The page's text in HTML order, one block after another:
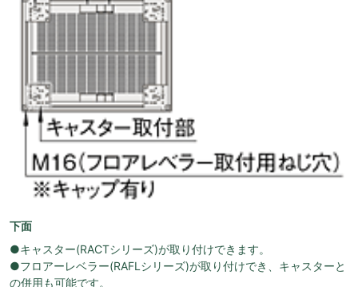
下面
●キャスター(RACTシリーズ)が取り付けできます。
●フロアーレベラー(RAFLシリーズ)が取り付けでき、キャスターと
の併用も可能です。